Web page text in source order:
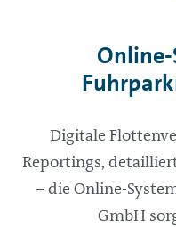
Digitale
Reportings,
– die Online-
GmbH